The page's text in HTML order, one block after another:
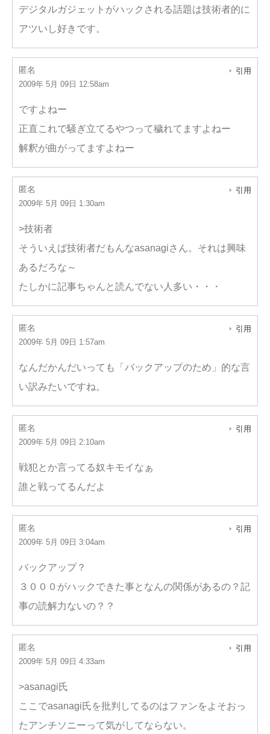
デジタルガジェットがハックされる話題は技術者的に
アツいし好きです。
匿名
2009年 5月 09日 12:58am
引用
ですよねー
正直これで騒ぎ立てるやつって穢れてますよねー
解釈が曲がってますよねー
匿名
2009年 5月 09日 1:30am
引用
>技術者
そういえば技術者だもんなasanagiさん。それは興味
あるだろな～
たしかに記事ちゃんと読んでない人多い・・・
匿名
2009年 5月 09日 1:57am
引用
なんだかんだいっても「バックアップのため」的な言
い訳みたいですね。
匿名
2009年 5月 09日 2:10am
引用
戦犯とか言ってる奴キモイなぁ
誰と戦ってるんだよ
匿名
2009年 5月 09日 3:04am
引用
バックアップ？
３０００がハックできた事となんの関係があるの？記
事の読解力ないの？？
匿名
2009年 5月 09日 4:33am
引用
>asanagi氏
ここでasanagi氏を批判してるのはファンをよそおっ
たアンチソニーって気がしてならない。